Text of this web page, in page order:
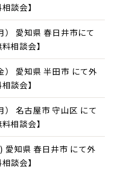
談会】
） 愛知県 春日井市にて
相談会】
） 愛知県 半田市 にて外
談会】
） 名古屋市 守山区 にて
相談会】
愛知県 春日井市 にて外
談会】